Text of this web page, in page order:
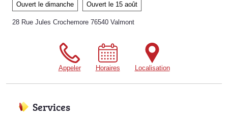
Ouvert le dimanche Ouvert le 15 août
28 Rue Jules Crochemore 76540 Valmont
Appeler Horaires Localisation
Services